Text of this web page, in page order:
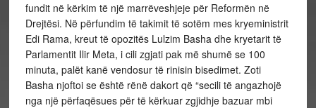
fundit në kërkim të një marrëveshjeje për Reformën në
Drejtësi. Në përfundim të takimit të sotëm mes kryeministrit
Edi Rama, kreut të opozitës Lulzim Basha dhe kryetarit të
Parlamentit Ilir Meta, i cili zgjati pak më shumë se 100
minuta, palët kanë vendosur të rinisin bisedimet. Zoti
Basha njoftoi se është rënë dakort që “secili të angazhojë
nga një përfaqësues për të kërkuar zgjidhje bazuar mbi